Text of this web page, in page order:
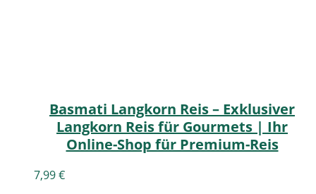
Basmati Langkorn Reis – Exklusiver
Langkorn Reis für Gourmets | Ihr
Online-Shop für Premium-Reis
7,99€